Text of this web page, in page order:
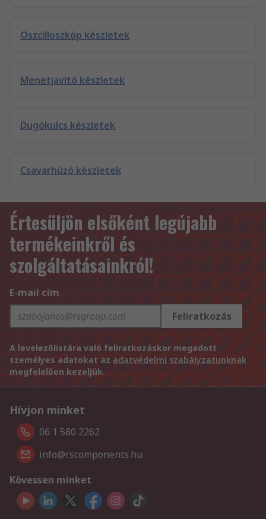
Oszcilloszkóp készletek
Menetjavító készletek
Dugókulcs készletek
Csavarhúzó készletek
Értesüljön elsőként legújabb
termékeinkről és
szolgáltatásainkról!
E-mail cím
Feliratkozás
A levelezőlistára való feliratkozáskor megadott
személyes adatokat az adatvédelmi szabályzatunknak
megfelelően kezeljük.
Hívjon minket
06 1 580 2262
info@rscomponents.hu
Kövessen minket